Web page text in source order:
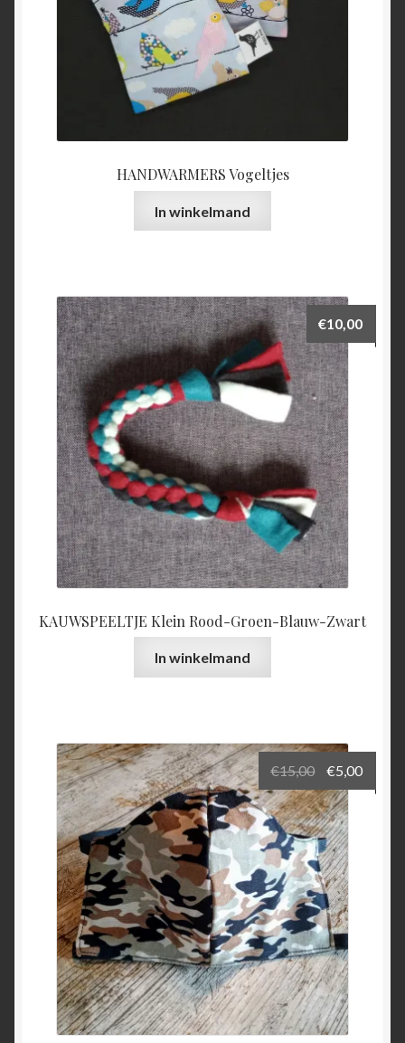
HANDWARMERS Vogeltjes
In winkelmand
KAUWSPEELTJE Klein Rood-Groen-Blauw-Zwart
€10,00
In winkelmand
€15,00
prijs
was:
€15,00.
€5,00
prijs